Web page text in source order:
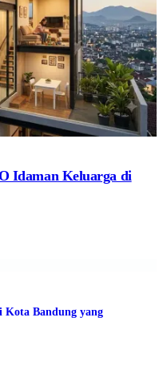
Idaman Keluarga di
Bandung yang